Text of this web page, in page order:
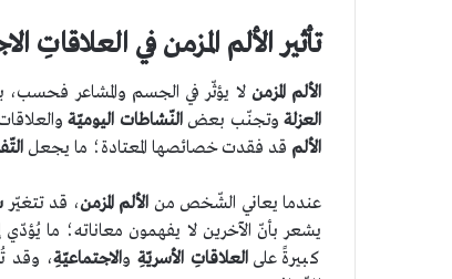
تأثير الألم المزمن في العلاقاتِ
الألم المزمن لا يؤثّر في الجسم والمشاعر فحسب،
العزلة وتجنّب بعضالنّشاطات اليوميّة
الألم قد فقدت خصائصها المعتادة؛ ما يجعل
عندما يعاني الشّخص من الألم المزمن، قد تتغيّر
يشعر بأنّ الآخرين لا يفهمون معاناته؛ ما يُؤدّي
كبيرةً علىالعلاقاتِ الأسريّةِ والاجتماعيّةِ، وقد